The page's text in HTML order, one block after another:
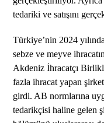
tedariki ve satışını
Türkiye’nin 2024
sebze ve meyve
Akdeniz İhracatçı
fazla ihracat yapan
girdi. AB normlarına
tedarikçisi haline gelen